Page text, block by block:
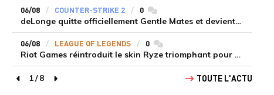
06/08 COUNTER-STRIKE 2 0commentaires
deLonge quitte officiellement Gentle Mates et devient agent libre
06/08 LEAGUE OF LEGENDS 0commentaires
Riot Games réintroduit le skin Ryze triomphant pour récompenser la scène amateur
page précédente
1/8
page suivante
TOUTE L'ACTU